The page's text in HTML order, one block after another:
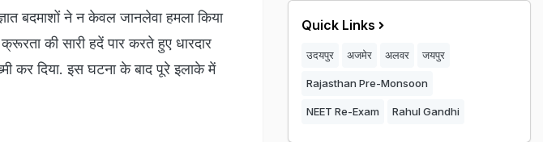
बदमाशों ने न केवल जानलेवा हमला किया
की सारी हदें पार करते हुए धारदार
कर दिया. इस घटना के बाद पूरे इलाके में
Quick Links
उदयपुर अजमेर अलवर जयपुर
Rajasthan Pre-Monsoon
NEET Re-Exam Rahul Gandhi